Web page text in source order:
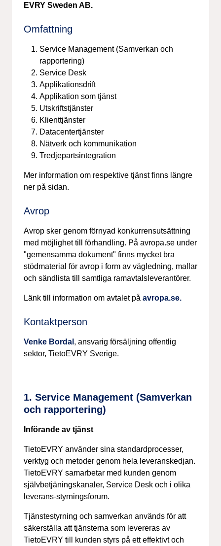
EVRY Sweden AB.
Omfattning
Service Management (Samverkan och
rapportering)
Service Desk
Applikationsdrift
Applikation som tjänst
Utskriftstjänster
Klienttjänster
Datacentertjänster
Nätverk och kommunikation
Tredjepartsintegration
Mer information om respektive tjänst finns längre
ner på sidan.
Avrop
Avrop sker genom förnyad konkurrensutsättning
med möjlighet till förhandling. På avropa.se under
"gemensamma dokument" finns mycket bra
stödmaterial för avrop i form av vägledning, mallar
och sändlista till samtliga ramavtalsleverantörer.
Länk till information om avtalet på avropa.se.
Kontaktperson
Venke Bordal , ansvarig försäljning offentlig
sektor, TietoEVRY Sverige.
1. Service Management (Samverkan
och rapportering)
Införande av tjänst
TietoEVRY använder sina standardprocesser,
verktyg och metoder genom hela leveranskedjan.
TietoEVRY samarbetar med kunden genom
självbetjäningskanaler, Service Desk och i olika
leverans-styrningsforum.
Tjänstestyrning och samverkan används för att
säkerställa att tjänsterna som levereras av
TietoEVRY till kunden styrs på ett effektivt och